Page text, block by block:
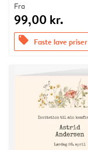
Fra
99,00 kr.
offers Faste lave priser